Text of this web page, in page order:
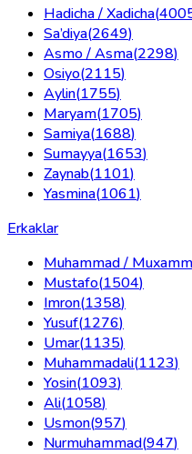
Hadicha / Xadicha(
Sa’diya(2649)
Asmo / Asma(2298)
Osiyo(2115)
Aylin(1755)
Maryam(1705)
Samiya(1688)
Sumayya(1653)
Zaynab(1101)
Yasmina(1061)
Erkaklar
Muhammad /
Mustafo(1504)
Imron(1358)
Yusuf(1276)
Umar(1135)
Muhammadali(1123)
Yosin(1093)
Ali(1058)
Usmon(957)
Nurmuhammad(947)